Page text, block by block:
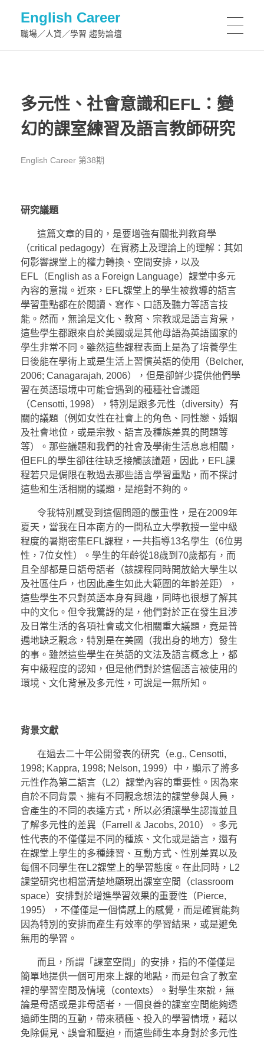
English Career
職場／人資／學習 趨勢論壇
多元性、社會意識和EFL：變
幻的課室練習及語言教師研究
English Career 第38期
研究議題
這篇文章的目的，是要增強有關批判教育學
（critical pedagogy）在實務上及理論上的理解：其如
何影響課堂上的權力轉換、空間安排，以及
EFL（English as a Foreign Language）課堂中多元
內容的意識。近來，EFL課堂上的學生被教導的語言
學習重點都在於閱讀、寫作、口語及聽力等語言技
能。然而，無論是文化、教育、宗教或是語言背景，
這些學生都跟來自於美國或是其他母語為英語國家的
學生非常不同。雖然這些課程表面上是為了培養學生
日後能在學術上或是生活上習慣英語的使用（Belcher,
2006; Canagarajah, 2006），但是卻鮮少提供他們學
習在英語環境中可能會遇到的種種社會議題
（Censotti, 1998），特別是跟多元性（diversity）有
關的議題（例如女性在社會上的角色、同性戀、婚姻
及社會地位，或是宗教、語言及種族差異的問題等
等）。那些議題和我們的社會及學術生活息息相關，
但EFL的學生卻往往缺乏接觸該議題，因此，EFL課
程若只是侷限在教過去那些語言學習重點，而不探討
這些和生活相關的議題，是絕對不夠的。
令我特別感受到這個問題的嚴重性，是在2009年
夏天，當我在日本南方的一間私立大學教授一堂中級
程度的暑期密集EFL課程，一共指導13名學生（6位男
性，7位女性）。學生的年齡從18歲到70歲都有，而
且全部都是日語母語者（該課程同時開放給大學生以
及社區住戶，也因此產生如此大範圍的年齡差距），
這些學生不只對英語本身有興趣，同時也很想了解其
中的文化。但令我驚訝的是，他們對於正在發生且涉
及日常生活的各項社會或文化相關重大議題，竟是普
遍地缺乏觀念，特別是在美國（我出身的地方）發生
的事。雖然這些學生在英語的文法及語言概念上，都
有中級程度的認知，但是他們對於這個語言被使用的
環境、文化背景及多元性，可說是一無所知。
背景文獻
在過去二十年公開發表的研究（e.g., Censotti,
1998; Kappra, 1998; Nelson, 1999）中，顯示了將多
元性作為第二語言（L2）課堂內容的重要性。因為來
自於不同背景、擁有不同觀念想法的課堂參與人員，
會產生的不同的表達方式，所以必須讓學生認識並且
了解多元性的差異（Farrell & Jacobs, 2010）。多元
性代表的不僅僅是不同的種族、文化或是語言，還有
在課堂上學生的多種練習、互動方式、性別差異以及
每個不同學生在L2課堂上的學習態度。在此同時，L2
課堂研究也相當清楚地顯現出課室空間（classroom
space）安排對於增進學習效果的重要性（Pierce,
1995），不僅僅是一個情感上的感覺，而是確實能夠
因為特別的安排而產生有效率的學習結果，或是避免
無用的學習。
而且，所謂「課室空間」的安排，指的不僅僅是
簡單地提供一個可用來上課的地點，而是包含了教室
裡的學習空間及情境（contexts）。對學生來說，無
論是母語或是非母語者，一個良善的課室空間能夠透
過師生間的互動，帶來積極、投入的學習情境，藉以
免除偏見、誤會和壓迫，而這些師生本身對於多元性